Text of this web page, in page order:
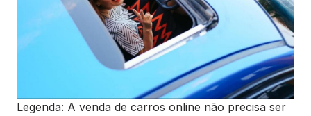
Legenda: A venda de carros online não precisa ser